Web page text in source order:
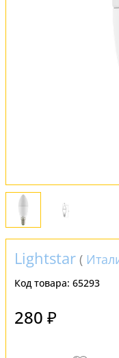
Lightstar (
Код товара: 65293
280 ₽